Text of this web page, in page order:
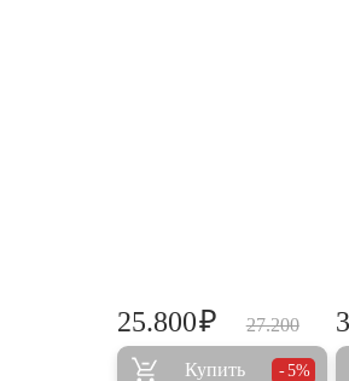
27.200
25.800₽
Купить 5%